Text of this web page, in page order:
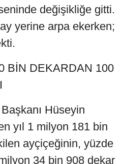
değişikliğe gitti.
yerine arpa ekerken;
BİN DEKARDAN 100
Hüseyin
yıl 1 milyon 181 bin
ayçiçeğinin, yüzde
34 bin 908 dekar